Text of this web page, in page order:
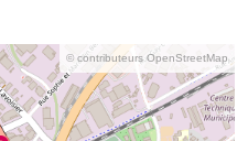
© contributeurs OpenStreetMap